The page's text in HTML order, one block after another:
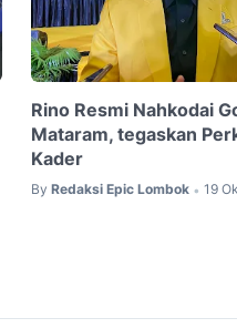
Rino Resmi Nahkodai
Mataram, tegaskan
Kader
By Redaksi Epic Lombok • 19